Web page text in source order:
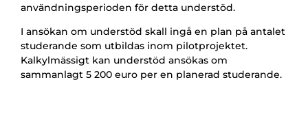
användningsperioden för detta understöd.
I ansökan om understöd skall ingå en plan på antalet
studerande som utbildas inom pilotprojektet.
Kalkylmässigt kan understöd ansökas om
sammanlagt 5 200 euro per en planerad studerande.